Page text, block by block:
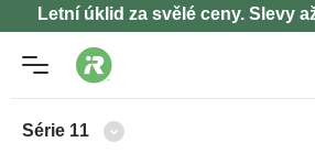
Letní úklid za svělé ceny. Slevy
Série 11